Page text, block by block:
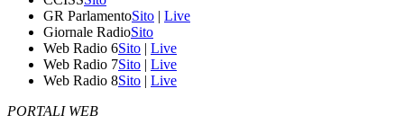
GR ParlamentoSito | Live
Giornale RadioSito
Web Radio 6Sito | Live
Web Radio 7Sito | Live
Web Radio 8Sito | Live
PORTALI WEB